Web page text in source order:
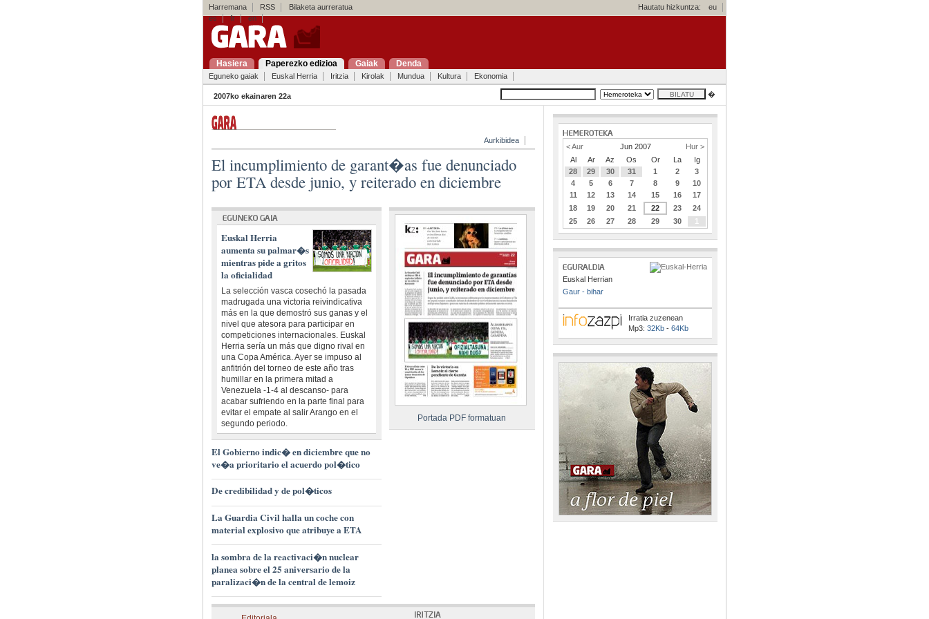
Harremana RSS Bilaketa aurreratua Hautatu hizkuntza:
eu
es
fr en
Hasiera Paperezko edizioa Gaiak Denda
Eguneko gaiak Euskal Herria Iritzia Kirolak Mundua Kultura Ekonomia
2007ko ekainaren 22a �
Aurkibidea
El incumplimiento de garant�as fue denunciado
por ETA desde junio, y reiterado en diciembre
Euskal Herria
aumenta su palmar�s
mientras pide a gritos
la oficialidad
La selección vasca cosechó la pasada
madrugada una victoria reivindicativa
más en la que demostró sus ganas y el
nivel que atesora para participar en
competiciones internacionales. Euskal
Herria sería un más que digno rival en
una Copa América. Ayer se impuso al
anfitrión del torneo de este año tras
humillar en la primera mitad a
Venezuela -1-4 al descanso- para
acabar sufriendo en la parte final para
evitar el empate al salir Arango en el
segundo periodo.
El Gobierno indic� en diciembre que no
ve�a prioritario el acuerdo pol�tico
De credibilidad y de pol�ticos
La Guardia Civil halla un coche con
material explosivo que atribuye a ETA
la sombra de la reactivaci�n nuclear
planea sobre el 25 aniversario de la
paralizaci�n de la central de lemoiz
Portada PDF formatuan
< Aur Jun 2007
Hur >
Al
Ar Az Os Or La
Ig
28
29 30 31 1 2
3
4
5 6 7 8 9
10
11
12 13 14 15 16
17
18
19 20 21 22 23
24
25
26 27 28 29 30 1
Euskal Herrian
Gaur - bihar
Irratia zuzenean
Mp3:32Kb-64Kb